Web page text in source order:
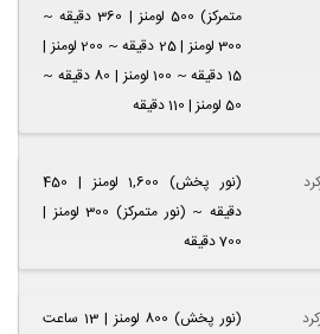
متمرکز) 500 لومنز | 360 دقیقه ~
300 لومنز | 25 دقیقه ~ 200 لومنز |
15 دقیقه ~ 100 لومنز | 80 دقیقه ~
50 لومنز | 110 دقیقه
(نور پخش) 1,600 لومنز | 450
دقیقه ~ (نور متمرکز) 300 لومنز |
700 دقیقه
(نور پخش) 800 لومنز | 13 ساعت